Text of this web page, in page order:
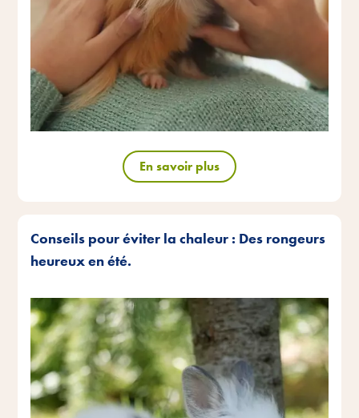
En savoir plus
Conseils pour éviter la chaleur : Des rongeurs
heureux en été.